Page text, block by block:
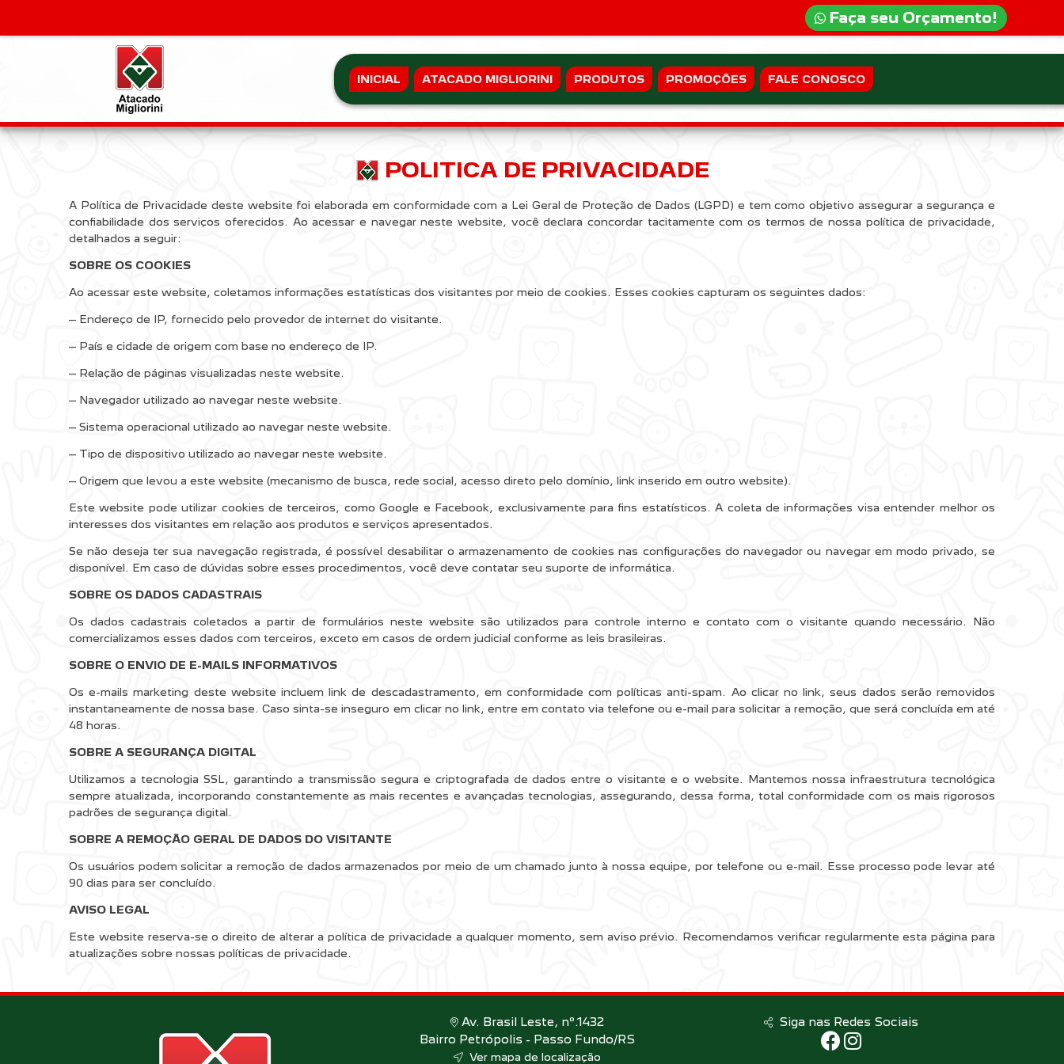
Faça seu Orçamento!
INICIAL ATACADO MIGLIORINI PRODUTOS PROMOÇÕES FALE CONOSCO
POLITICA DE PRIVACIDADE
A Política de Privacidade deste website foi elaborada em conformidade com a Lei Geral de Proteção de Dados (LGPD) e tem como objetivo assegurar a segurança e
confiabilidade dos serviços oferecidos. Ao acessar e navegar neste website, você declara concordar tacitamente com os termos de nossa política de privacidade,
detalhados a seguir:
SOBRE OS COOKIES
Ao acessar este website, coletamos informações estatísticas dos visitantes por meio de cookies. Esses cookies capturam os seguintes dados:
– Endereço de IP, fornecido pelo provedor de internet do visitante.
– País e cidade de origem com base no endereço de IP.
– Relação de páginas visualizadas neste website.
– Navegador utilizado ao navegar neste website.
– Sistema operacional utilizado ao navegar neste website.
– Tipo de dispositivo utilizado ao navegar neste website.
– Origem que levou a este website (mecanismo de busca, rede social, acesso direto pelo domínio, link inserido em outro website).
Este website pode utilizar cookies de terceiros, como Google e Facebook, exclusivamente para fins estatísticos. A coleta de informações visa entender melhor os
interesses dos visitantes em relação aos produtos e serviços apresentados.
Se não deseja ter sua navegação registrada, é possível desabilitar o armazenamento de cookies nas configurações do navegador ou navegar em modo privado, se
disponível. Em caso de dúvidas sobre esses procedimentos, você deve contatar seu suporte de informática.
SOBRE OS DADOS CADASTRAIS
Os dados cadastrais coletados a partir de formulários neste website são utilizados para controle interno e contato com o visitante quando necessário. Não
comercializamos esses dados com terceiros, exceto em casos de ordem judicial conforme as leis brasileiras.
SOBRE O ENVIO DE E-MAILS INFORMATIVOS
Os e-mails marketing deste website incluem link de descadastramento, em conformidade com políticas anti-spam. Ao clicar no link, seus dados serão removidos
instantaneamente de nossa base. Caso sinta-se inseguro em clicar no link, entre em contato via telefone ou e-mail para solicitar a remoção, que será concluída em até
48 horas.
SOBRE A SEGURANÇA DIGITAL
Utilizamos a tecnologia SSL, garantindo a transmissão segura e criptografada de dados entre o visitante e o website. Mantemos nossa infraestrutura tecnológica
sempre atualizada, incorporando constantemente as mais recentes e avançadas tecnologias, assegurando, dessa forma, total conformidade com os mais rigorosos
padrões de segurança digital.
SOBRE A REMOÇÃO GERAL DE DADOS DO VISITANTE
Os usuários podem solicitar a remoção de dados armazenados por meio de um chamado junto à nossa equipe, por telefone ou e-mail. Esse processo pode levar até
90 dias para ser concluído.
AVISO LEGAL
Este website reserva-se o direito de alterar a política de privacidade a qualquer momento, sem aviso prévio. Recomendamos verificar regularmente esta página para
atualizações sobre nossas políticas de privacidade.
Av. Brasil Leste, nº.1432
Bairro Petrópolis - Passo Fundo/RS
Ver mapa de localização
Siga nas Redes Sociais